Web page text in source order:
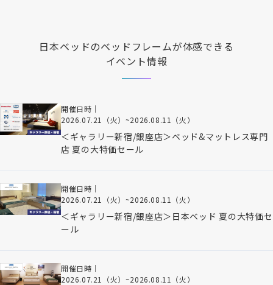
日本ベッドのベッドフレームが体感できる
イベント情報
開催日時｜
2026.07.21（火） ~2026.08.11（火）
＜ギャラリー新宿/銀座店＞ベッド&マットレス専門
店 夏の大特価セール
開催日時｜
2026.07.21（火） ~2026.08.11（火）
＜ギャラリー新宿/銀座店＞日本ベッド 夏の大特価セ
ール
開催日時｜
2026.07.21（火） ~2026.08.11（火）